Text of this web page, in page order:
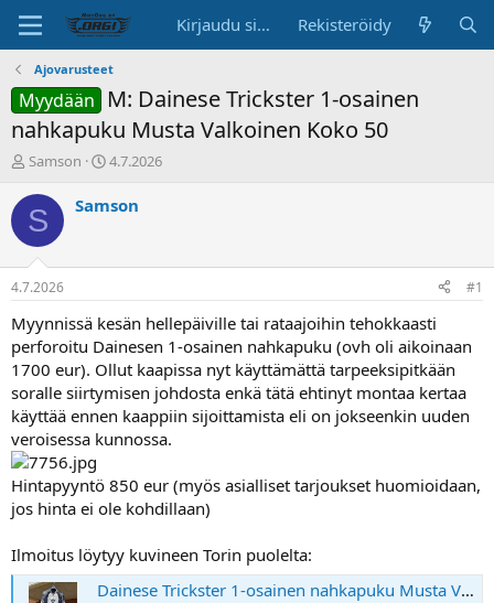
Kirjaudu sisään Rekisteröidy
Ajovarusteet
Myydään
M: Dainese Trickster 1-osainen
nahkapuku Musta Valkoinen Koko 50
K
s
k
s
t
e
l
u
n
a
l
o
i
t
a
j
Samson
A
o
p
ä
v
ä
4.7.2026
S Samson
4.7.2026 #1
Myynnissä kesän hellepäiville tai rataajoihin tehokkaasti
perforoitu Dainesen 1-osainen nahkapuku (ovh oli aikoinaan
1700 eur). Ollut kaapissa nyt käyttämättä tarpeeksipitkään
soralle siirtymisen johdosta enkä tätä ehtinyt montaa kertaa
käyttää ennen kaappiin sijoittamista eli on jokseenkin uuden
veroisessa kunnossa.
Hintapyyntö 850 eur (myös asialliset tarjoukset huomioidaan,
jos hinta ei ole kohdillaan)
Ilmoitus löytyy kuvineen Torin puolelta:
Dainese Trickster 1-osainen nahkapuku Musta Valkoinen Koko 50 | Tori